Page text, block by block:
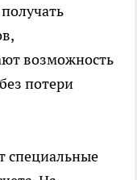
возможность
потери
специальные